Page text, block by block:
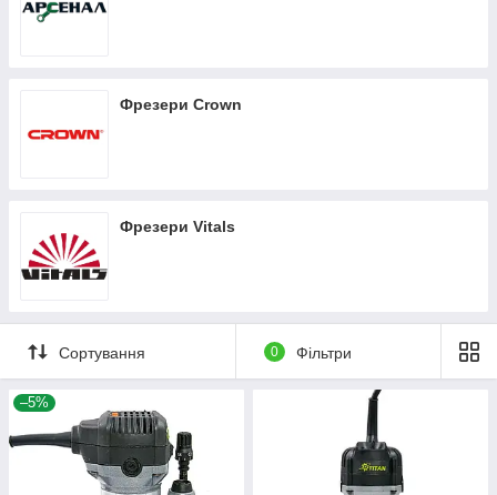
Фрезери Crown
Фрезери Vitals
Сортування 0 Фільтри
–5%